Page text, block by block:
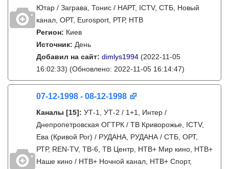
Ютар / Заграва, Тонис / НАРТ, ICTV, СТБ, Новый
канал, ОРТ, Eurosport, РТР, НТВ
Регион: Киев
Источник: День
Добавил на сайт: dimlys1994 (2022-11-05
16:02:33) (Обновлено: 2022-11-05 16:14:47)
07-12-1998 - 08-12-1998
Каналы [15]: УТ-1, УТ-2 / 1+1, Интер /
Днепропетровская ОГТРК / ТВ Криворожье, ICTV,
Ева (Кривой Рог) / РУДАНА, РУДАНА / СТБ, ОРТ,
РТР, REN-TV, ТВ-6, ТВ Центр, НТВ+ Мир кино, НТВ+
Наше кино / НТВ+ Ночной канал, НТВ+ Спорт,